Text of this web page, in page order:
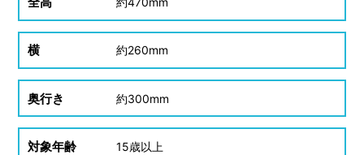
横 約260mm
奥行き 約300mm
対象年齢 15歳以上